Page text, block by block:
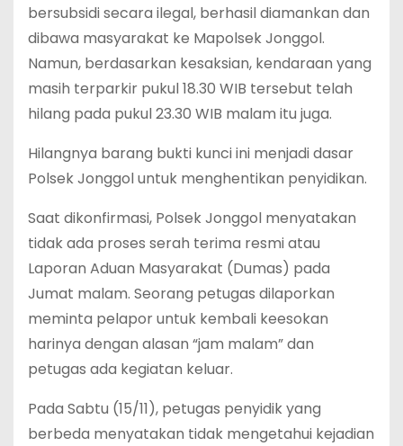
bersubsidi secara ilegal, berhasil diamankan dan
dibawa masyarakat ke Mapolsek Jonggol.
Namun, berdasarkan kesaksian, kendaraan yang
masih terparkir pukul 18.30 WIB tersebut telah
hilang pada pukul 23.30 WIB malam itu juga.
Hilangnya barang bukti kunci ini menjadi dasar
Polsek Jonggol untuk menghentikan penyidikan.
Saat dikonfirmasi, Polsek Jonggol menyatakan
tidak ada proses serah terima resmi atau
Laporan Aduan Masyarakat (Dumas) pada
Jumat malam. Seorang petugas dilaporkan
meminta pelapor untuk kembali keesokan
harinya dengan alasan “jam malam” dan
petugas ada kegiatan keluar.
Pada Sabtu (15/11), petugas penyidik yang
berbeda menyatakan tidak mengetahui kejadian